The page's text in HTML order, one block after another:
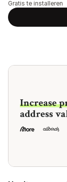
Gratis te installeren